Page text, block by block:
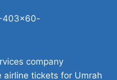
company
airline tickets for Umrah